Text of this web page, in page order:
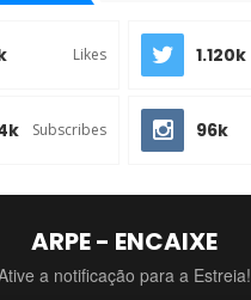
Likes 1.120k
Subscribes 96k
ARPE - ENCAIXE
a notificação para a Estreia!